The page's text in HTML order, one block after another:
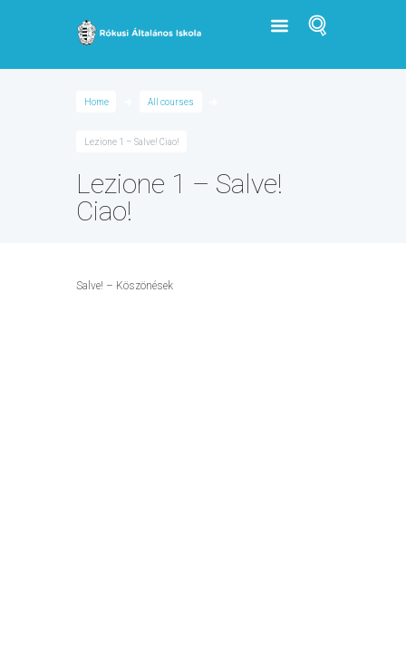
Home All courses
Lezione 1 – Salve! Ciao!
Lezione 1 – Salve!
Ciao!
Salve! – Köszönések